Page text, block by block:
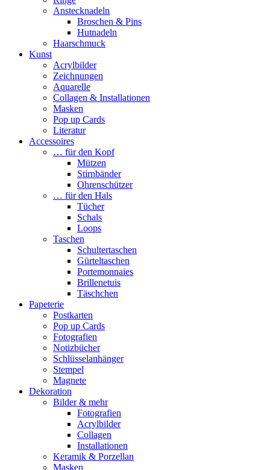
Anstecknadeln
Broschen & Pins
Hutnadeln
Haarschmuck
Kunst
Acrylbilder
Zeichnungen
Aquarelle
Collagen & Installationen
Masken
Pop up Cards
Literatur
Accessoires
… für den Kopf
Mützen
Stirnbänder
Ohrenschützer
… für den Hals
Tücher
Schals
Loops
Taschen
Schultertaschen
Gürteltaschen
Portemonnaies
Brillenetuis
Täschchen
Papeterie
Postkarten
Pop up Cards
Fotografien
Notizbücher
Schlüsselanhänger
Stempel
Magnete
Dekoration
Bilder & mehr
Fotografien
Acrylbilder
Collagen
Installationen
Keramik & Porzellan
Masken